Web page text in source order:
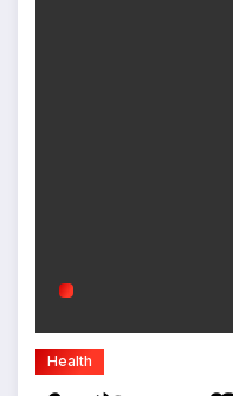
Health